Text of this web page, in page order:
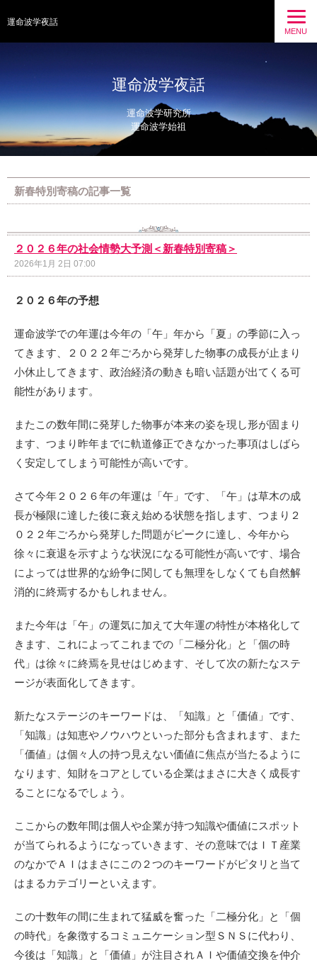
運命波学夜話
MENU
運命波学夜話
運命波学研究所
運命波学始祖
新春特別寄稿の記事一覧
２０２６年の社会情勢大予測＜新春特別寄稿＞
2026年1月 2日 07:00
２０２６年の予想
運命波学での年運は今年の「午」年から「夏」の季節に入っ
てきます、２０２２年ごろから発芽した物事の成長が止まり
小休止してきます、政治経済の動きも暗い話題が出てくる可
能性があります。
またこの数年間に発芽した物事が本来の姿を現し形が固まり
ます、つまり昨年までに軌道修正できなかった事項はしばら
く安定してしまう可能性が高いです。
さて今年２０２６年の年運は「午」です、
「午」は草木の成
長が極限に達した後に衰え始める状態を指します、つまり２
０２２年ごろから発芽した問題がピークに達し、今年から
徐々に衰退を示すような状況になる可能性が高いです、場合
によっては世界的な紛争に関しても無理をしなくても自然解
消的に終焉するかもしれません。
また今年は「午」の運気に加えて大年運の特性が本格化して
きます、これによってこれまでの「二極分化」と「個の時
代」は徐々に終焉を見せはじめます、そして次の新たなステ
ージが表面化してきます。
新たなステージのキーワードは、「知識」と「価値」です、
「知識」は知恵やノウハウといった部分も含まれます、また
「価値」は個々人の持つ見えない価値に焦点が当たるように
なります、知財をコアとしている企業はまさに大きく成長す
ることになるでしょう。
ここからの数年間は個人や企業が持つ知識や価値にスポット
が当てられるようになっていきます、その意味ではＩＴ産業
のなかでＡＩはまさにこの２つのキーワードがピタリと当て
はまるカテゴリーといえます。
この十数年の間に生まれて猛威を奮った「二極分化」と「個
の時代」を象徴するコミュニケーション型ＳＮＳに代わり、
今後は「知識」と「価値」が注目されＡＩや価値交換を仲介